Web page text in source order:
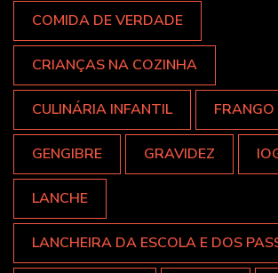
COMIDA DE VERDADE
CRIANÇAS NA COZINHA
CULINÁRIA INFANTIL FRANGO
GENGIBRE GRAVIDEZ
LANCHE
LANCHEIRA DA ESCOLA E DOS